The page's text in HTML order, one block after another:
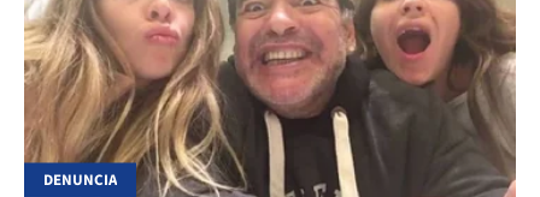
DENUNCIA